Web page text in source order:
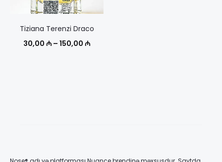
Tiziana Terenzi Draco
30,00 ₼ – 150,00 ₼Диапазон